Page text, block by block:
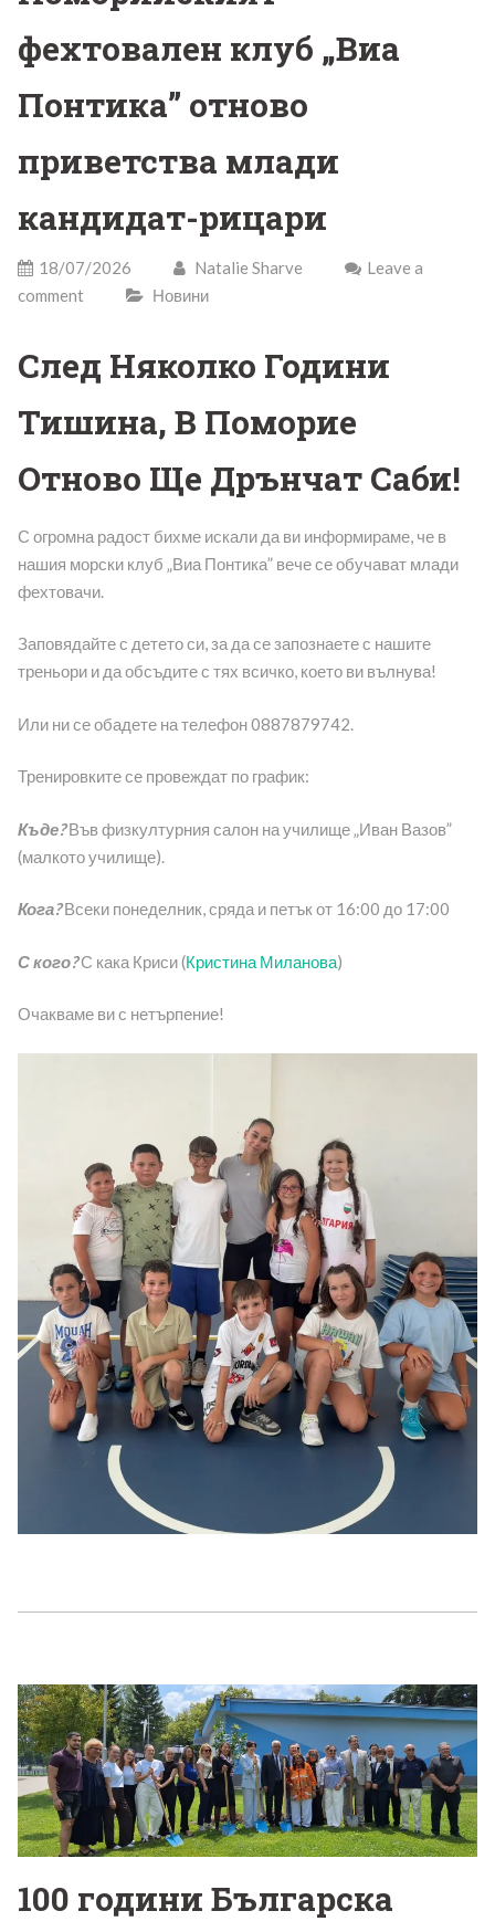
фехтовален клуб „Виа
Понтика” отново
приветства млади
кандидат-рицари
18/07/2026 Natalie Sharve
Leave a
comment
Новини
След Няколко Години
Тишина, В Поморие
Отново Ще Дрънчат Саби!
С огромна радост бихме искали да ви информираме, че в
нашия морски клуб „Виа Понтика” вече се обучават млади
фехтовачи.
Заповядайте с детето си, за да се запознаете с нашите
треньори и да обсъдите с тях всичко, което ви вълнува!
Или ни се обадете на телефон 0887879742.
Тренировките се провеждат по график:
Къде?Във физкултурния салон на училище „Иван Вазов”
(малкото училище).
Кога?Всеки понеделник, сряда и петък от 16:00 до 17:00
С кого?С кака Криси (Кристина Миланова)
Очакваме ви с нетърпение!
100 години Българска